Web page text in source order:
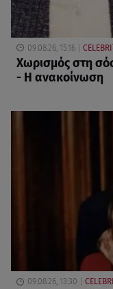
09.08.26, 15:16
Χωρισμός στη
- Η ανακοίνωση
09.08.26, 13:30